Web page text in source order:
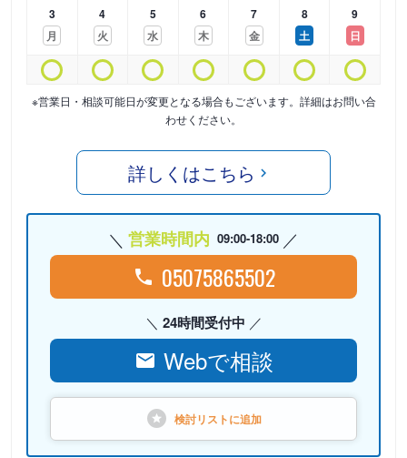
3
月
4
火
5
水
6
木
7
金
8
土
9
日
※営業日・相談可能日が変更となる場合もございます。詳細はお問い合
わせください。
詳しくはこちら
営業時間内 09:00-18:00
05075865502
24時間受付中
Webで相談
検討リストに追加